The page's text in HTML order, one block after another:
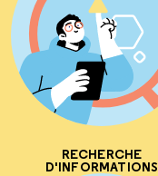
RECHERCHE
D'INFORMATIONS